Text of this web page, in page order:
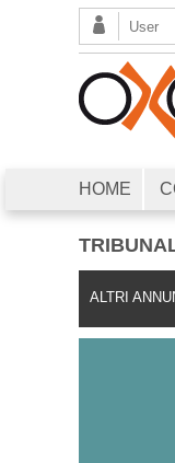
HOME
ALTRI